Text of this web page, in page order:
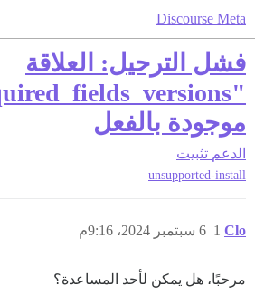
Discourse Meta
فشل الترحيل: العلاقة
موجودة بالفعل
الدعم تثبيت
unsupported-install
Clo 6 سبتمبر 2024، 9:16م 1
مرحبًا، هل يمكن لأحد المساعدة؟